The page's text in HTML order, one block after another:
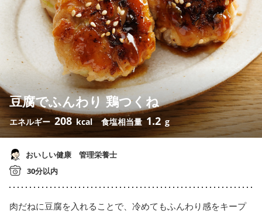
豆腐でふんわり 鶏つくね
エネルギー 208 kcal 食塩相当量 1.2 g
おいしい健康 管理栄養士
30分以内
肉だねに豆腐を入れることで、冷めてもふんわり感をキープ